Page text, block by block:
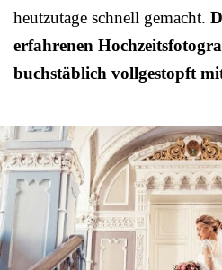
heutzutage schnell gemacht.
erfahrenen
buchstäblich vollgestopft